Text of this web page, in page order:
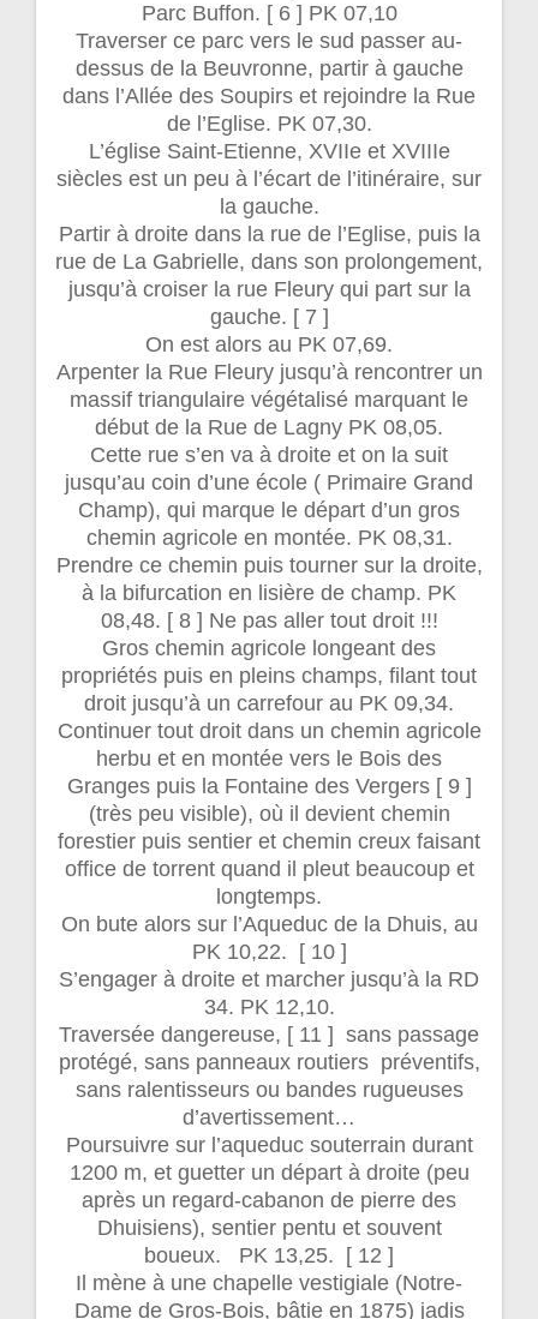
Parc Buffon. [ 6 ] PK 07,10
Traverser ce parc vers le sud passer au-
dessus de la Beuvronne, partir à gauche
dans l’Allée des Soupirs et rejoindre la Rue
de l’Eglise. PK 07,30.
L’église Saint-Etienne, XVIIe et XVIIIe
siècles est un peu à l’écart de l’itinéraire, sur
la gauche.
Partir à droite dans la rue de l’Eglise, puis la
rue de La Gabrielle, dans son prolongement,
jusqu’à croiser la rue Fleury qui part sur la
gauche. [ 7 ]
On est alors au PK 07,69.
Arpenter la Rue Fleury jusqu’à rencontrer un
massif triangulaire végétalisé marquant le
début de la Rue de Lagny PK 08,05.
Cette rue s’en va à droite et on la suit
jusqu’au coin d’une école ( Primaire Grand
Champ), qui marque le départ d’un gros
chemin agricole en montée. PK 08,31.
Prendre ce chemin puis tourner sur la droite,
à la bifurcation en lisière de champ. PK
08,48. [ 8 ] Ne pas aller tout droit !!!
Gros chemin agricole longeant des
propriétés puis en pleins champs, filant tout
droit jusqu’à un carrefour au PK 09,34.
Continuer tout droit dans un chemin agricole
herbu et en montée vers le Bois des
Granges puis la Fontaine des Vergers [ 9 ]
(très peu visible), où il devient chemin
forestier puis sentier et chemin creux faisant
office de torrent quand il pleut beaucoup et
longtemps.
On bute alors sur l’Aqueduc de la Dhuis, au
PK 10,22. [ 10 ]
S’engager à droite et marcher jusqu’à la RD
34. PK 12,10.
Traversée dangereuse, [ 11 ] sans passage
protégé, sans panneaux routiers préventifs,
sans ralentisseurs ou bandes rugueuses
d’avertissement…
Poursuivre sur l’aqueduc souterrain durant
1200 m, et guetter un départ à droite (peu
après un regard-cabanon de pierre des
Dhuisiens), sentier pentu et souvent
boueux. PK 13,25. [ 12 ]
Il mène à une chapelle vestigiale (Notre-
Dame de Gros-Bois, bâtie en 1875) jadis